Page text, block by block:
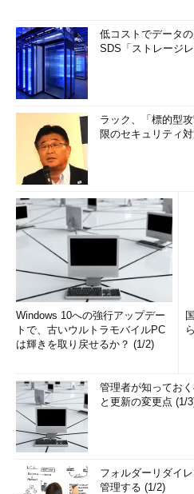
低コストでデータ
SDS「ストレージ
ラック、「標的型
限のセキュリティ
Windows 10への強行アップデー
トで、古いウルトラモバイルPC
は輝きを取り戻せるか？ (1/2)
管理者が知ってお
と更新の変更点 (1/
フォルダーリダイ
管理する (1/2)